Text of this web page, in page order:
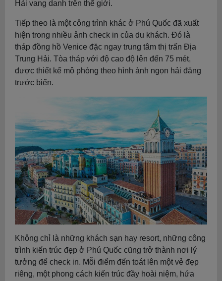
Hải vang danh trên thế giới.
Tiếp theo là một công trình khác ở Phú Quốc đã xuất
hiện trong nhiều ảnh check in của du khách. Đó là
tháp đồng hồ Venice đặc ngay trung tâm thị trấn Địa
Trung Hải. Tòa tháp với độ cao độ lên đến 75 mét,
được thiết kế mô phỏng theo hình ảnh ngọn hải đăng
trước biển.
Không chỉ là những khách sạn hay resort, những công
trình kiến trúc đẹp ở Phú Quốc cũng trở thành nơi lý
tưởng để check in. Mỗi điểm đến toát lên một vẻ đẹp
riêng, một phong cách kiến trúc đầy hoài niệm, hứa